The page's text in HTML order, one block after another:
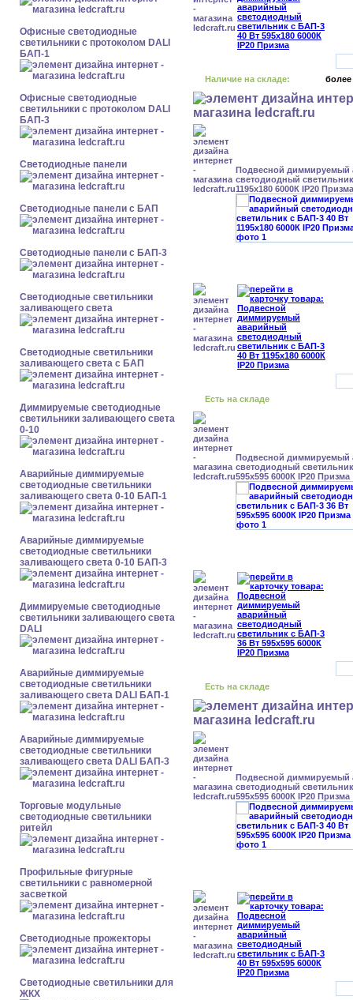
Офисные светодиодные
светильники с протоколом DALI
БАП-1
Офисные светодиодные
светильники с протоколом DALI
БАП-3
Cветодиодные панели
Cветодиодные панели с БАП
Cветодиодные панели с БАП-3
Светодиодные светильники
заливающего света
Светодиодные светильники
заливающего света с БАП
Диммируемые светодиодные
светильники заливающего света
0-10
Аварийные диммируемые
светодиодные светильники
заливающего света 0-10 БАП-1
Аварийные диммируемые
светодиодные светильники
заливающего света 0-10 БАП-3
Диммируемые светодиодные
светильники заливающего света
DALI
Аварийные диммируемые
светодиодные светильники
заливающего света DALI БАП-1
Аварийные диммируемые
светодиодные светильники
заливающего света DALI БАП-3
Торговые модульные
светодиодные светильники
ритейл
Профильные фигурные
светильники с равномерной
засветкой
Светодиодные прожекторы
Светодиодные светильники для
ЖКХ
Наличие на складе: более
Подвесной диммируемый
светодиодный
1195x180 6000К IP20 Призма
Есть на складе
Подвесной диммируемый
светодиодный
595x595 6000К IP20 Призма
Есть на складе
Подвесной диммируемый
светодиодный
595x595 6000К IP20 Призма